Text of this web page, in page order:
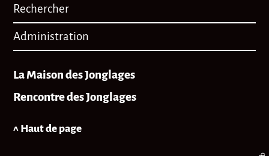
Rechercher
Administration
La Maison des Jonglages
Rencontre des Jonglages
^ Haut de page